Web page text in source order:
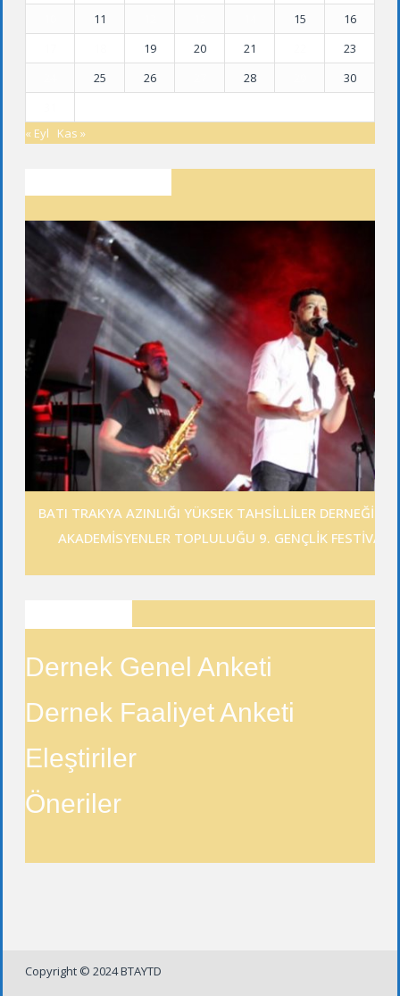
11 15
16
19 20 21
23
25 26 28
30
« Eyl
Kas »
BATI TRAKYA AZINLIĞI YÜKSEK TAHSİLLİLER DERNEĞİ
AKADEMİSYENLER TOPLULUĞU 9. GENÇLİK FESTİVALİ
Dernek Genel Anketi
Dernek Faaliyet Anketi
Eleştiriler
Öneriler
Copyright © 2024 BTAYTD